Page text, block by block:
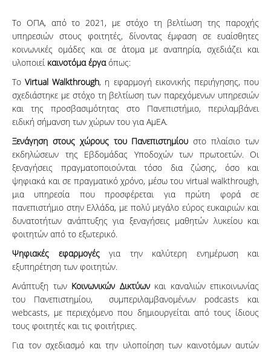
Το ΟΠΑ, από το 2021, με στόχο τη βελτίωση της παροχής
υπηρεσιών στους φοιτητές, δίνοντας έμφαση σε ευαίσθητες
κοινωνικές ομάδες και σε άτομα με αναπηρία, σχεδιάζει και
υλοποιεί καινοτόμα έργαόπως:
ΤοVirtual Walkthrough, η εφαρμογή εικονικής περιήγησης, που
σχεδιάστηκε με στόχο τη βελτίωση των παρεχόμενων υπηρεσιών
και της προσβασιμότητας στο Πανεπιστήμιο, περιλαμβάνει
ειδική σήμανση των χώρων του για ΑμEΑ.
Ξενάγηση στους χώρους του Πανεπιστημίου στο πλαίσιο των
εκδηλώσεων της Εβδομάδας Υποδοχών των πρωτοετών. Οι
ξεναγήσεις πραγματοποιούνται τόσο δια ζώσης, όσο και
ψηφιακά και σε πραγματικό χρόνο, μέσω του virtual walkthrough,
μια υπηρεσία που προσφέρεται για πρώτη φορά σε
πανεπιστήμιο στην Ελλάδα, με πολύ μεγάλο εύρος ευκαιριών και
δυνατοτήτων ανάπτυξης για ξεναγήσεις μαθητών λυκείου και
φοιτητών από το εξωτερικό.
Ψηφιακές εφαρμογέςγια την καλύτερη ενημέρωση και
εξυπηρέτηση των φοιτητών.
Ανάπτυξη των Κοινωνικών Δικτύων και καναλιών επικοινωνίας
του Πανεπιστημίου, συμπεριλαμβανομένων podcasts και
webcasts, με περιεχόμενο που δημιουργείται από τους ίδιους
τους φοιτητές και τις φοιτήτριες.
Για τον σχεδιασμό και την υλοποίηση των καινοτόμων αυτών